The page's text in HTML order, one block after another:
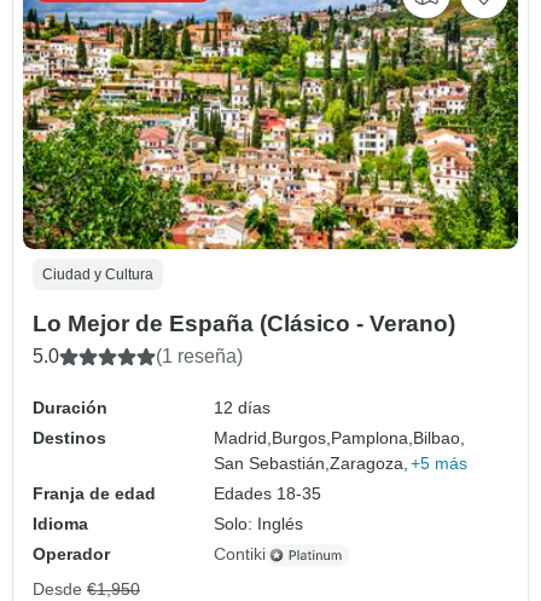
Ciudad y Cultura
Lo Mejor de España (Clásico - Verano)
5.0 (1 reseña)
Duración
12 días
Destinos
Madrid, Burgos, Pamplona, Bilbao,
San Sebastián,Zaragoza, +5 más
Franja de edad
Edades 18-35
Idioma
Solo: Inglés
Operador
Contiki
Desde €1,950